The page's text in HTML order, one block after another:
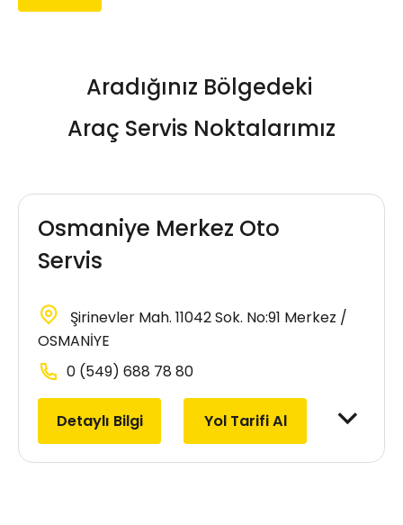
Aradığınız Bölgedeki
Araç Servis Noktalarımız
Osmaniye Merkez Oto
Servis
Şirinevler Mah. 11042 Sok. No:91 Merkez /
OSMANİYE
0 (549) 688 78 80
Detaylı Bilgi Yol Tarifi Al